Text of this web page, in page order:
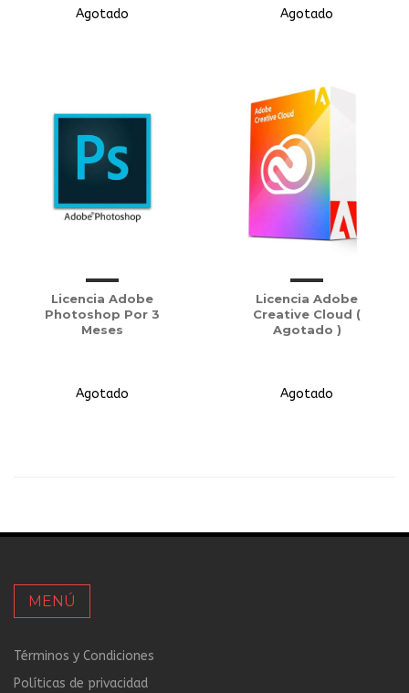
Agotado Agotado
Licencia Adobe
Photoshop Por 3
Meses
Agotado
Licencia Adobe
Creative Cloud (
Agotado )
Agotado
MENÚ
Términos y Condiciones
Políticas de privacidad